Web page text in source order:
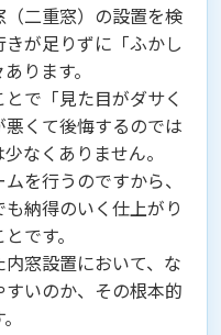
二重窓）の設置を検
が足りずに「ふかし
ります。
で「見た目がダサく
くて後悔するのでは
なくありません。
を行うのですから、
納得のいく仕上がり
です。
窓設置において、な
いのか、その根本的